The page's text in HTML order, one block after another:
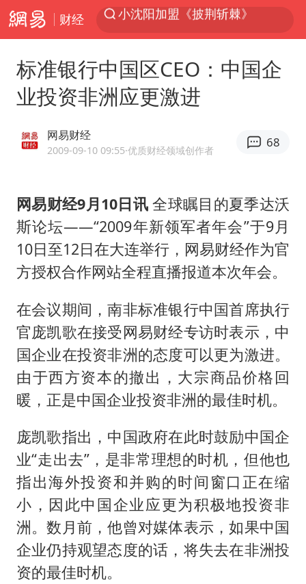
财经
人形机器人第一股
上海地铁4条线路全线停运
4.2平卫生间补漏注胶花1.55万
武汉3名城管协管员殴打摊主被刑拘
律师谈贾冰私人饭局被偷拍
男子结婚8年3个女儿都不是亲生
多地银行上调存款利率
面对面丨蔡磊：与渐冻症抗争 纵使不敌 也不屈服
5万小车卖不动 微型代步车集体遇冷
NBA传奇教练老尼尔森去世
手机真会“偷听”我们说话吗
加沙约14万栋建筑被完全摧毁
从科技创新看开局起步的时与势
标准银行中国区CEO：中国企
业投资非洲应更激进
网易财经
2009-09-10 09:55·优质财经领域创作者
68
网易财经9月10日讯全球瞩目的夏季达沃
斯论坛——“2009年新领军者年会”于9月
10日至12日在大连举行，网易财经作为官
方授权合作网站全程直播报道本次年会。
在会议期间，南非标准银行中国首席执行
官庞凯歌在接受网易财经专访时表示，中
国企业在投资非洲的态度可以更为激进。
由于西方资本的撤出，大宗商品价格回
暖，正是中国企业投资非洲的最佳时机。
庞凯歌指出，中国政府在此时鼓励中国企
业“走出去”，是非常理想的时机，但他也
指出海外投资和并购的时间窗口正在缩
小，因此中国企业应更为积极地投资非
洲。数月前，他曾对媒体表示，如果中国
企业仍持观望态度的话，将失去在非洲投
资的最佳时机。